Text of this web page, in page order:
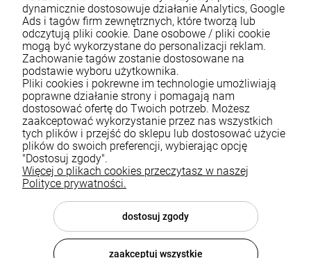
Pomoc
Moje konto
Płatności i dostawa
Informacje
dynamicznie dostosowuje działanie Analytics, Google
Ads i tagów firm zewnętrznych, które tworzą lub
odczytują pliki cookie. Dane osobowe / pliki cookie
mogą być wykorzystane do personalizacji reklam.
Zachowanie tagów zostanie dostosowane na
podstawie wyboru użytkownika.
Pliki cookies i pokrewne im technologie umożliwiają
poprawne działanie strony i pomagają nam
dostosować ofertę do Twoich potrzeb. Możesz
zaakceptować wykorzystanie przez nas wszystkich
tych plików i przejść do sklepu lub dostosować użycie
plików do swoich preferencji, wybierając opcję
"Dostosuj zgody".
Więcej o plikach cookies przeczytasz w naszej
Polityce prywatności.
dostosuj zgody
zaakceptuj wszystkie